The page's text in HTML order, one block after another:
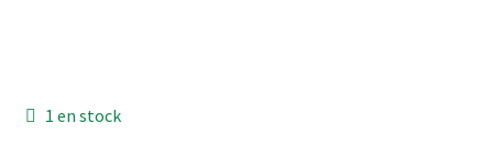
1 en stock